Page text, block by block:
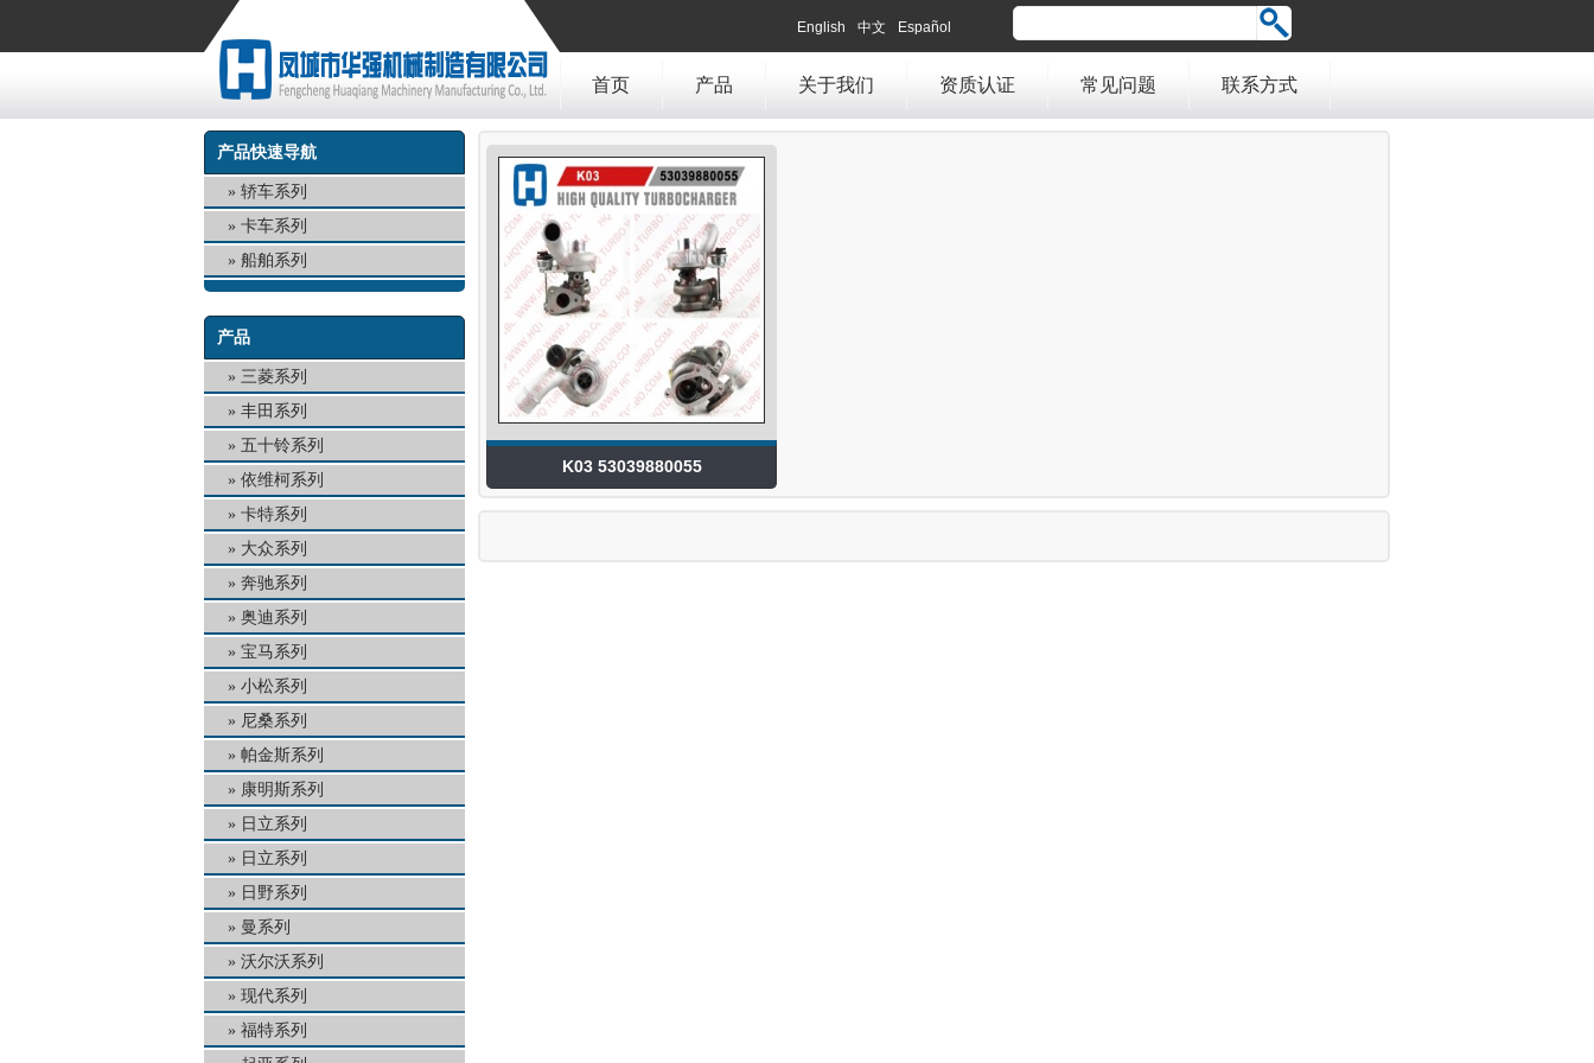
English 中文 Español
首页 产品 关于我们 资质认证 常见问题 联系方式
产品快速导航
轿车系列
卡车系列
船舶系列
产品
三菱系列
丰田系列
五十铃系列
依维柯系列
卡特系列
大众系列
奔驰系列
奥迪系列
宝马系列
小松系列
尼桑系列
帕金斯系列
康明斯系列
日立系列
日立系列
日野系列
曼系列
沃尔沃系列
现代系列
福特系列
K03 53039880055